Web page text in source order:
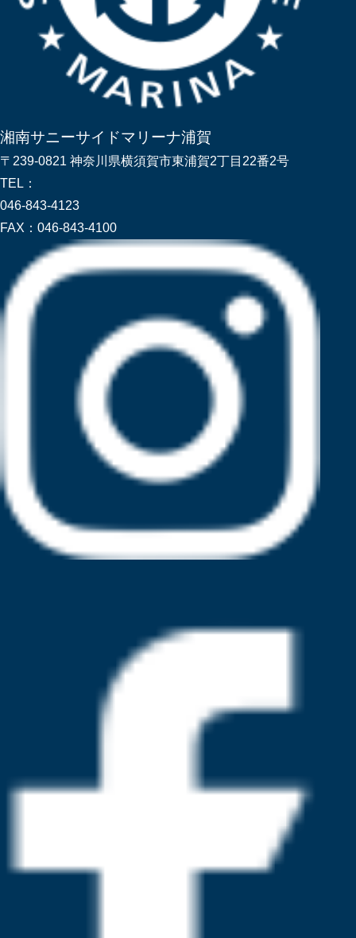
湘南サニーサイドマリーナ浦賀
〒239-0821 神奈川県横須賀市東浦賀2丁目22番2号
TEL：
046-843-4123
FAX： 046-843-4100